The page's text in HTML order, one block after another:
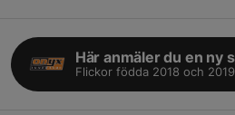
Här anmäler du en ny
Flickor födda 2018 och